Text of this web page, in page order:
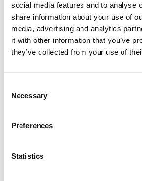
social media features and to analyse
share information about your use of
media, advertising and analytics
it with other information that you’ve
they’ve collected from your use of
Selection
Necessary
Preferences
Statistics
Läs mer